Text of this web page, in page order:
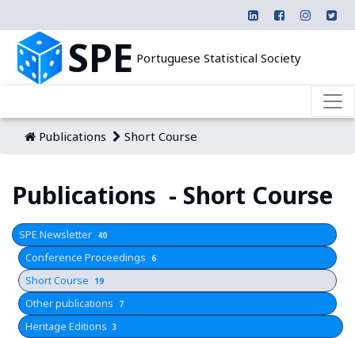
SPE Portuguese Statistical Society
Publications Short Course
Publications - Short Course
SPE Newsletter 40
Conference Proceedings 6
Short Course 19
Other publications 7
Heritage Editions 3